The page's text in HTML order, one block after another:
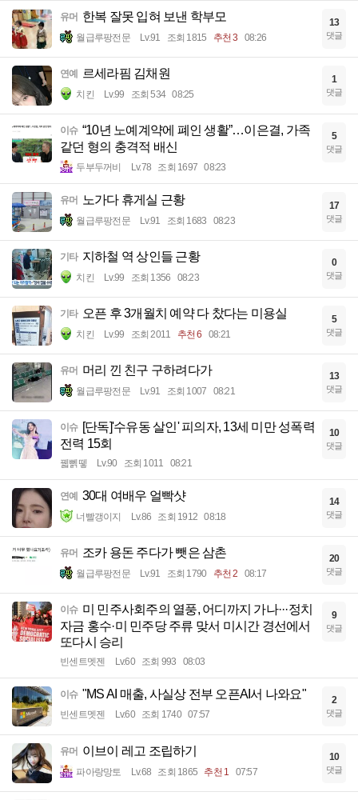
유머 한복 잘못 입혀 보낸 학부모
월급루팡전문 Lv.91 조회 1815 추천 3 08:26
13
댓글
연예 르세라핌 김채원
치킨 Lv.99 조회 534 08:25
1
댓글
이슈 “10년 노예계약에 폐인 생활”…이은결, 가족
같던 형의 충격적 배신
두부두꺼비 Lv.78 조회 1697 08:23
5
댓글
유머 노가다 휴게실 근황
월급루팡전문 Lv.91 조회 1683 08:23
17
댓글
기타 지하철 역 상인들 근황
치킨 Lv.99 조회 1356 08:23
0
댓글
기타 오픈 후 3개월치 예약 다 찼다는 미용실
치킨 Lv.99 조회 2011 추천 6 08:21
5
댓글
유머 머리 낀 친구 구하려다가
월급루팡전문 Lv.91 조회 1007 08:21
13
댓글
이슈 [단독]'수유동 살인' 피의자, 13세 미만 성폭력
전력 15회
꿻뻵뗗 Lv.90 조회 1011 08:21
10
댓글
연예 30대 여배우 얼빡샷
너빨갱이지 Lv.86 조회 1912 08:18
14
댓글
유머 조카 용돈 주다가 뺏은 삼촌
월급루팡전문 Lv.91 조회 1790 추천 2 08:17
20
댓글
이슈 미 민주사회주의 열풍, 어디까지 가나···정치
자금 홍수·미 민주당 주류 맞서 미시간 경선에서
또다시 승리
빈센트멧젠 Lv.60 조회 993 08:03
9
댓글
이슈 "MS AI 매출, 사실상 전부 오픈AI서 나와요"
빈센트멧젠 Lv.60 조회 1740 07:57
2
댓글
유머 이브이 레고 조립하기
파아랑망토 Lv.68 조회 1865 추천 1 07:57
10
댓글